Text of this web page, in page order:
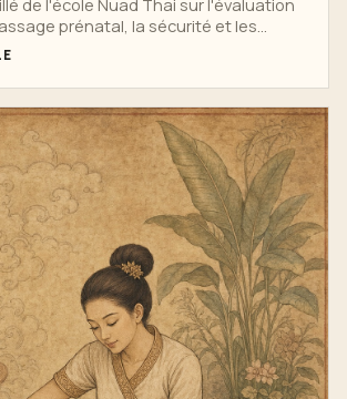
de l'école Nuad Thai sur l'évaluation
prénatal, la sécurité et les
avec une surveillance de la
professionnelle, une infographie
chemin clair vers le cours privé de